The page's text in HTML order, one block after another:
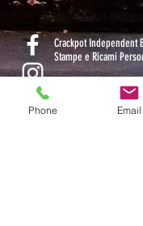
Crackpot Independent
Stampe e Ricami
crackpot_factory
Phone Email